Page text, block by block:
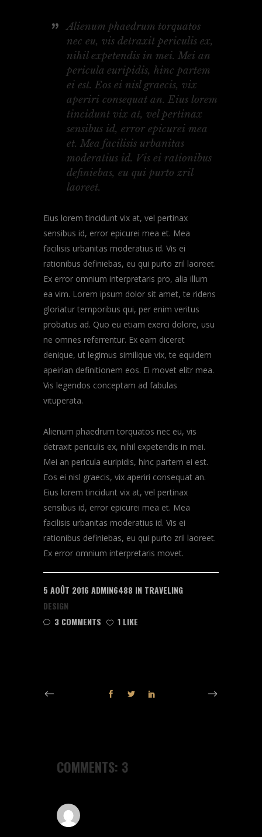
Alienum phaedrum torquatos
nec eu, vis detraxit periculis ex,
nihil expetendis in mei. Mei an
pericula euripidis, hinc partem
ei est. Eos ei nisl graecis, vix
aperiri consequat an. Eius lorem
tincidunt vix at, vel pertinax
sensibus id, error epicurei mea
et. Mea facilisis urbanitas
moderatius id. Vis ei rationibus
definiebas, eu qui purto zril
laoreet.
Eius lorem tincidunt vix at, vel pertinax
sensibus id, error epicurei mea et. Mea
facilisis urbanitas moderatius id. Vis ei
rationibus definiebas, eu qui purto zril laoreet.
Ex error omnium interpretaris pro, alia illum
ea vim. Lorem ipsum dolor sit amet, te ridens
gloriatur temporibus qui, per enim veritus
probatus ad. Quo eu etiam exerci dolore, usu
ne omnes referrentur. Ex eam diceret
denique, ut legimus similique vix, te equidem
apeirian definitionem eos. Ei movet elitr mea.
Vis legendos conceptam ad fabulas
vituperata.
Alienum phaedrum torquatos nec eu, vis
detraxit periculis ex, nihil expetendis in mei.
Mei an pericula euripidis, hinc partem ei est.
Eos ei nisl graecis, vix aperiri consequat an.
Eius lorem tincidunt vix at, vel pertinax
sensibus id, error epicurei mea et. Mea
facilisis urbanitas moderatius id. Vis ei
rationibus definiebas, eu qui purto zril laoreet.
Ex error omnium interpretaris movet.
5 AOÛT 2016 ADMIN6488 IN TRAVELING
DESIGN
3 COMMENTS
1 LIKE
COMMENTS: 3